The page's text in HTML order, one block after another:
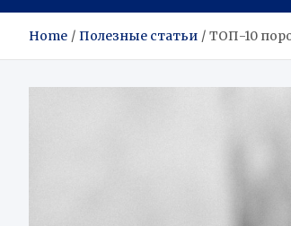
Home Полезные статьи ТОП-10